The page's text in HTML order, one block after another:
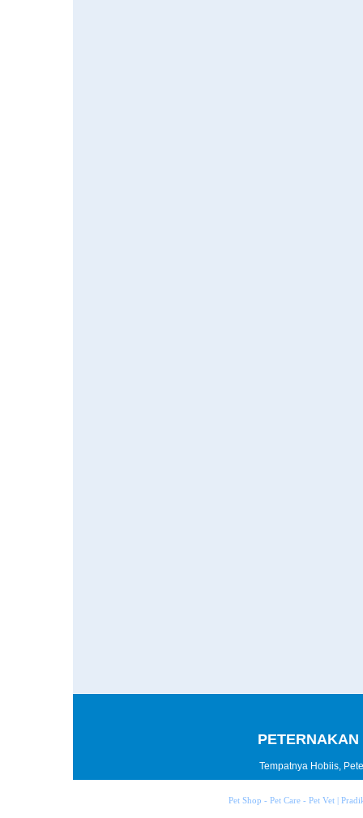
Tempatnya Hobiis,
Pet Shop - Pet Care - Pet Vet |